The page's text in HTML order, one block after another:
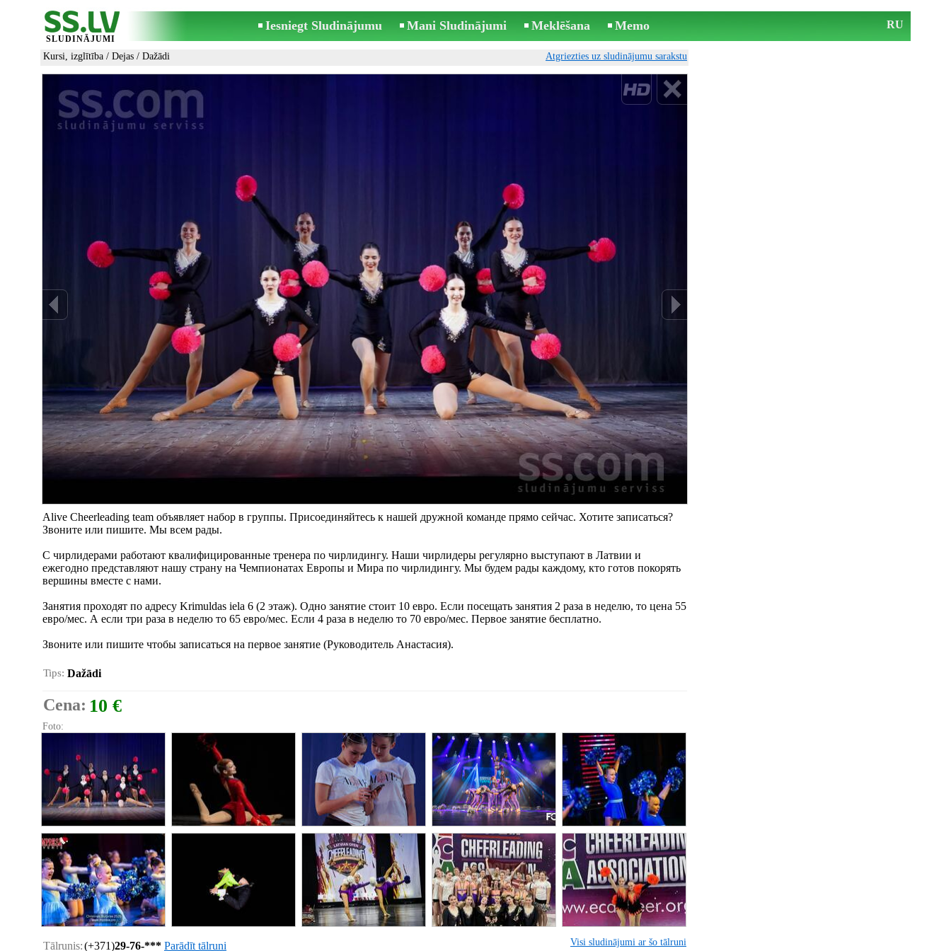
SLUDINĀJUMI
Iesniegt Sludinājumu Mani Sludinājumi Meklēšana Memo RU
Kursi, izglītība / Dejas / Dažādi Atgriezties uz sludinājumu sarakstu
Alive Cheerleading team объявляет набор в группы. Присоединяйтесь к нашей дружной команде прямо сейчас. Хотите записаться?
Звоните или пишите. Мы всем рады.
С чирлидерами работают квалифицированные тренера по чирлидингу. Наши чирлидеры регулярно выступают в Латвии и
ежегодно представляют нашу страну на Чемпионатах Европы и Мира по чирлидингу. Мы будем рады каждому, кто готов покорять
вершины вместе с нами.
Занятия проходят по адресу Krimuldas iela 6 (2 этаж). Одно занятие стоит 10 евро. Если посещать занятия 2 раза в неделю, то цена 55
евро/мес. А если три раза в неделю то 65 евро/мес. Если 4 раза в неделю то 70 евро/мес. Первое занятие бесплатно.
Звоните или пишите чтобы записаться на первое занятие (Руководитель Анастасия).
Tips: Dažādi
Cena: 10 €
Foto:
Tālrunis:(+371)29-76-*** Parādīt tālruni Visi sludinājumi ar šo tālruni